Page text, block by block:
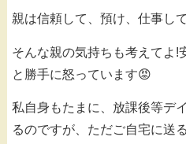
親は信頼して、預け、仕事し
そんな親の気持ちも考えてよ!
と勝手に怒っています😡
私自身もたまに、放課後等デ
るのですが、ただご自宅に送